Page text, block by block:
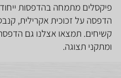
פיקסלים מתמחה בהדפסות
הדפסה על זכוכית אקרילית, קנבס,
קשיחים. תמצאו אצלנו גם
ומתקני תצוגה.